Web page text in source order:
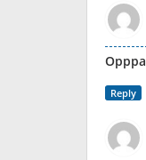
Reply